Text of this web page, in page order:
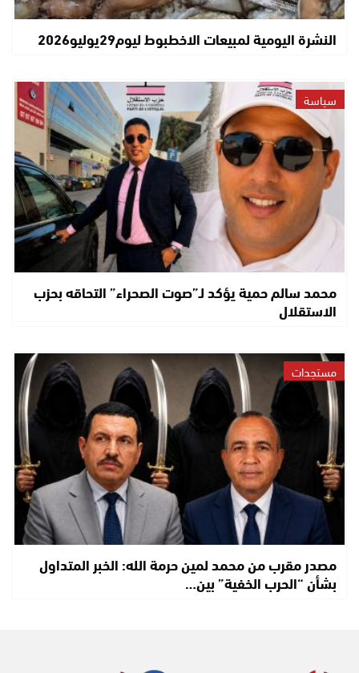
النشرة اليومية لمبيعات الاخطبوط ليوم29يوليو2026
سياسة
محمد سالم حمية يؤكد لـ”صوت الصحراء” التحاقه بحزب
الاستقلال
مستجدات
مصدر مقرب من محمد لمين حرمة الله: الخبر المتداول
بشأن “الحرب الخفية” بين…